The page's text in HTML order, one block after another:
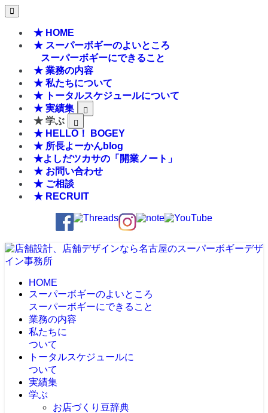
★ HOME
★ スーパーボギーのよいところ
スーパーボギーにできること
★ 業務の内容
★ 私たちについて
★ トータルスケジュールについて
★ 実績集
★ 学ぶ
★ HELLO！ BOGEY
★ 所長よーかんblog
★よしだツカサの「開業ノート」
★ お問い合わせ
★ ご相談
★ RECRUIT
HOME
スーパーボギーのよいところ
スーパーボギーにできること
業務の内容
私たちに
ついて
トータルスケジュールに
ついて
実績集
学ぶ
お店づくり豆辞典